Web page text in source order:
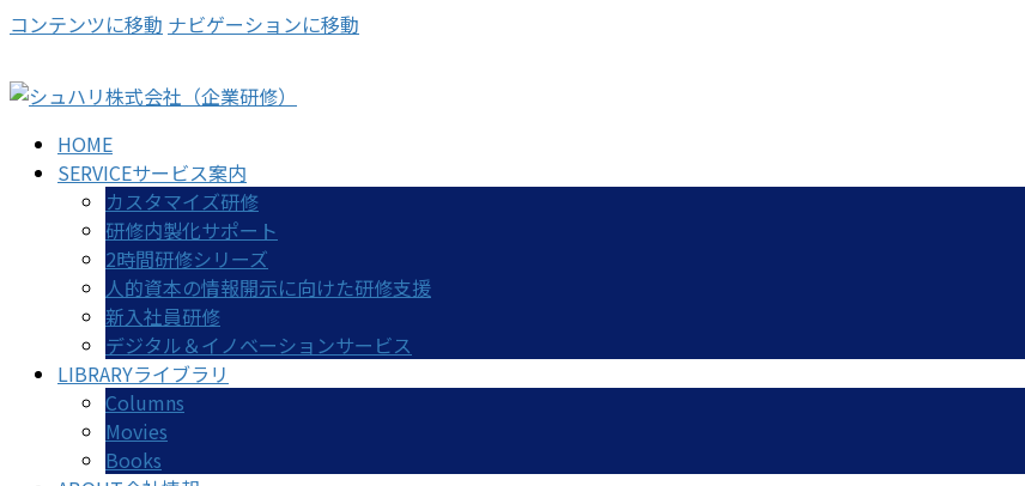
コンテンツに移動 ナビゲーションに移動
HOME
SERVICEサービス案内
カスタマイズ研修
研修内製化サポート
2時間研修シリーズ
人的資本の情報開示に向けた研修支援
新入社員研修
デジタル＆イノベーションサービス
LIBRARYライブラリ
Columns
Movies
Books